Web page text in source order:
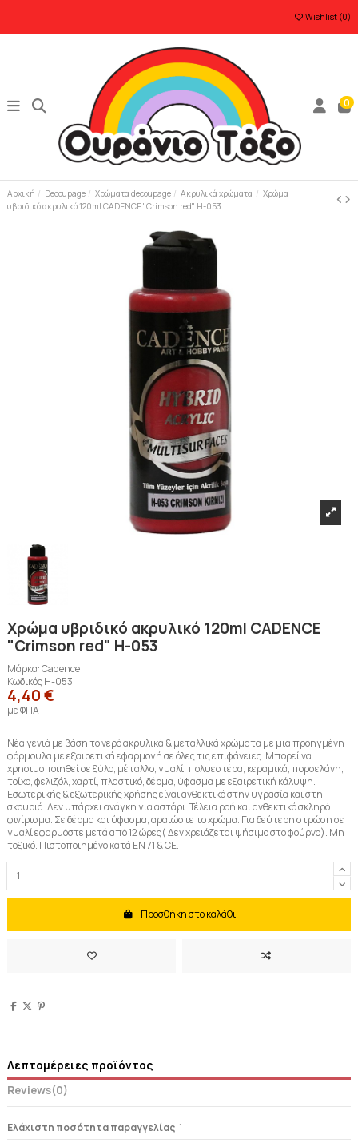
Wishlist (0)
0
Αρχική Decoupage Χρώματα decoupage Ακρυλικά χρώματα
Χρώμα
υβριδικό ακρυλικό 120ml CADENCE "Crimson red" H-053
Χρώμα υβριδικό ακρυλικό 120ml CADENCE
"Crimson red" H-053
Μάρκα:Cadence
ΚωδικόςH-053
4,40 €
με ΦΠΑ
Νέα γενιά με βάση το νερό ακρυλικά & μεταλλικά χρώματα με μια προηγμένη
φόρμουλα με εξαιρετική εφαρμογή σε όλες τις επιφάνειες. Μπορεί να
χρησιμοποιηθεί σε ξύλο, μέταλλο, γυαλί, πολυεστέρα, κεραμικά, πορσελάνη,
τοίχο, φελιζόλ, χαρτί, πλαστικό, δέρμα, ύφασμα με εξαιρετική κάλυψη.
Εσωτερικής & εξωτερικής χρήσης είναι ανθεκτικό στην υγρασία και στη
σκουριά. Δεν υπάρχει ανάγκη για αστάρι. Τέλεια ροή και ανθεκτικό σκληρό
φινίρισμα. Σε δέρμα και ύφασμα, αραιώστε το χρώμα. Για δεύτερη στρώση σε
γυαλί εφαρμόστε μετά από 12 ώρες( Δεν χρειάζεται ψήσιμο στο φούρνο). Μη
τοξικό. Πιστοποιημένο κατά EN 71 & CE.
Προσθήκη στο καλάθι
Λεπτομέρειες προϊόντος
Reviews(0)
Ελάχιστη ποσότητα παραγγελίας 1